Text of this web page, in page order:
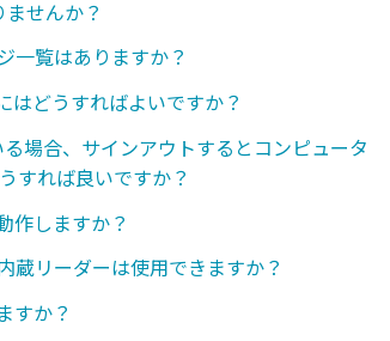
せんか？
一覧はありますか？
はどうすればよいですか？
場合、サインアウトするとコンピュータ
すれば良いですか？
作しますか？
蔵リーダーは使用できますか？
すか？